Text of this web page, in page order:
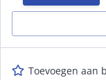
Toevoegen aan